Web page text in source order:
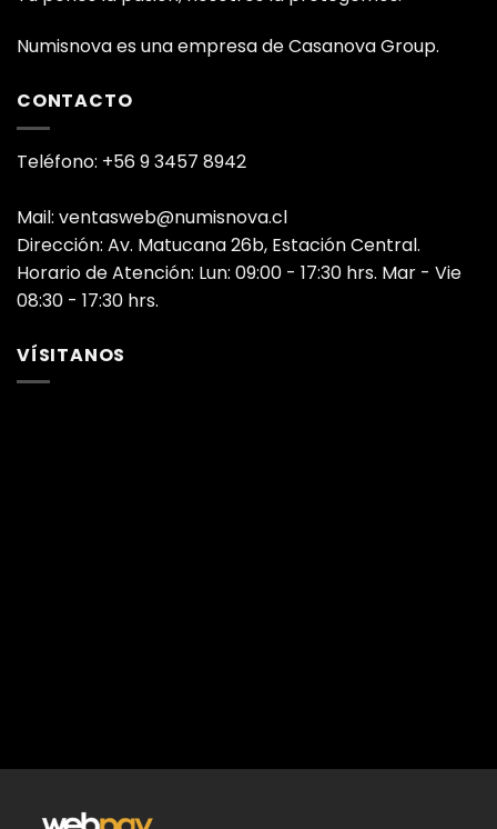
Numisnova es una empresa de Casanova Group.
CONTACTO
Teléfono: +56 9 3457 8942
Mail: ventasweb@numisnova.cl
Dirección: Av. Matucana 26b, Estación Central.
Horario de Atención: Lun: 09:00 - 17:30 hrs. Mar - Vie
08:30 - 17:30 hrs.
VÍSITANOS